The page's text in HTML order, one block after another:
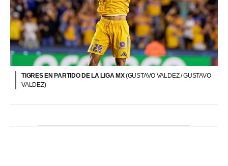
TIGRES EN PARTIDO DE LA LIGA MX(GUSTAVO VALDEZ / GUSTAVO
VALDEZ)